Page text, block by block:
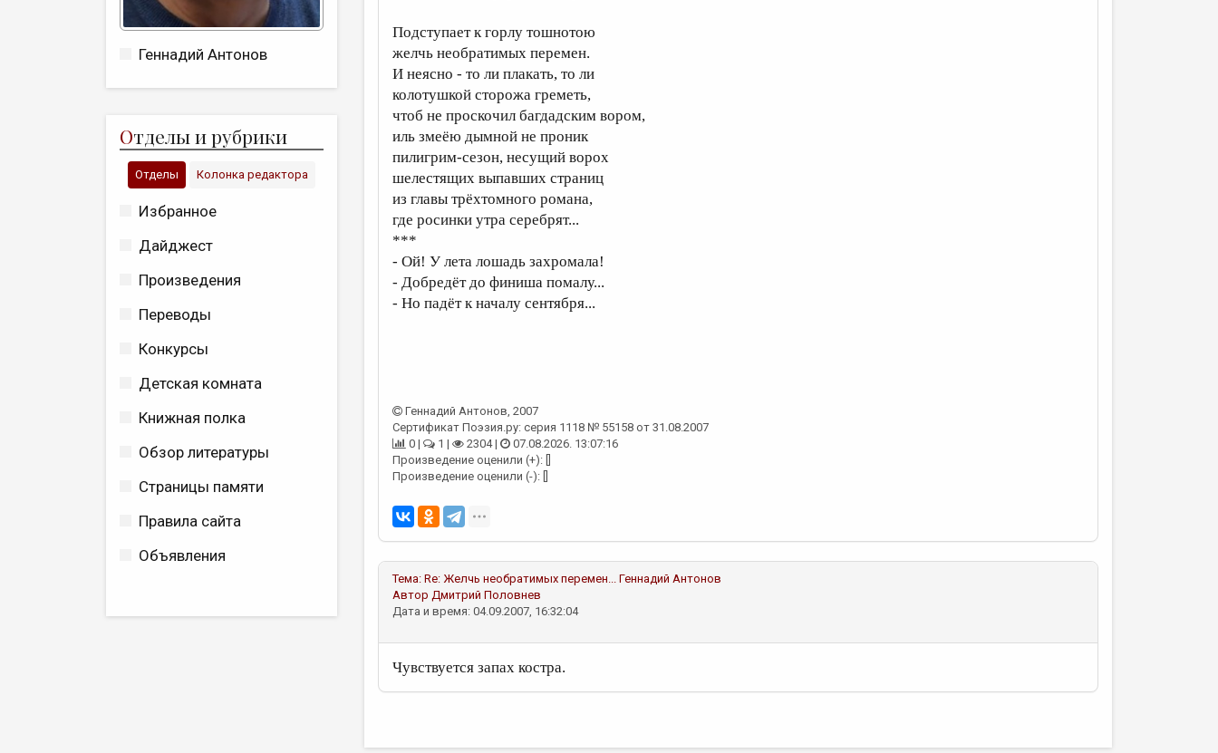
Геннадий Антонов
Отделы и рубрики
Отделы Колонка редактора
Избранное
Дайджест
Произведения
Переводы
Конкурсы
Детская комната
Книжная полка
Обзор литературы
Страницы памяти
Правила сайта
Объявления
Подступает к горлу тошнотою
желчь необратимых перемен.
И неясно - то ли плакать, то ли
колотушкой сторожа греметь,
чтоб не проскочил багдадским вором,
иль змеёю дымной не проник
пилигрим-сезон, несущий ворох
шелестящих выпавших страниц
из главы трёхтомного романа,
где росинки утра серебрят...
***
- Ой! У лета лошадь захромала!
- Добредёт до финиша помалу...
- Но падёт к началу сентября...
Геннадий Антонов, 2007
Сертификат Поэзия.ру: серия 1118 № 55158 от 31.08.2007
0 |
1 | 2304 |
07.08.2026. 13:07:16
Произведение оценили (+): []
Произведение оценили (-): []
Тема: Re: Желчь необратимых перемен... Геннадий Антонов
Автор Дмитрий Половнев
Дата и время: 04.09.2007, 16:32:04
Чувствуется запах костра.